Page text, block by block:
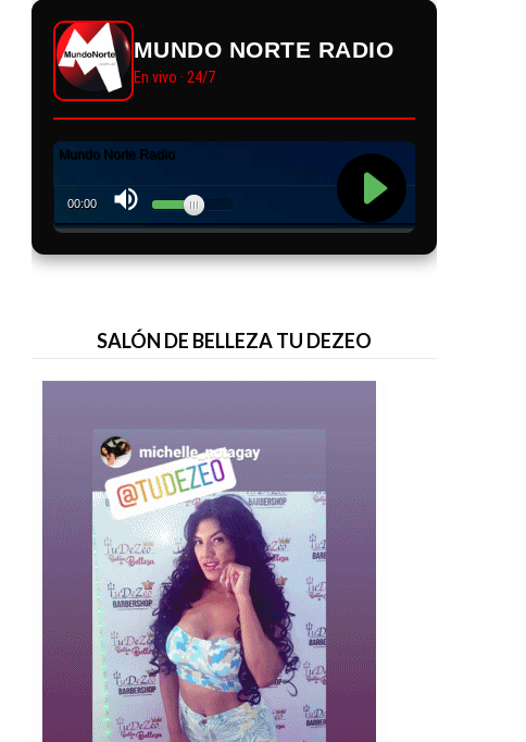
MUNDO NORTE RADIO
En vivo · 24/7
SALÓN DE BELLEZA TU DEZEO